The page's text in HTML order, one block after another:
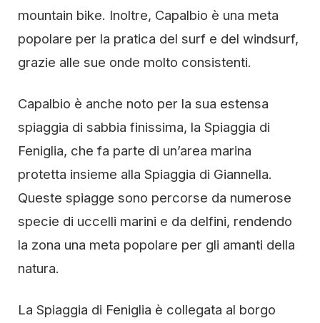
mountain bike. Inoltre, Capalbio è una meta
popolare per la pratica del surf e del windsurf,
grazie alle sue onde molto consistenti.
Capalbio è anche noto per la sua estensa
spiaggia di sabbia finissima, la Spiaggia di
Feniglia, che fa parte di un’area marina
protetta insieme alla Spiaggia di Giannella.
Queste spiagge sono percorse da numerose
specie di uccelli marini e da delfini, rendendo
la zona una meta popolare per gli amanti della
natura.
La Spiaggia di Feniglia è collegata al borgo